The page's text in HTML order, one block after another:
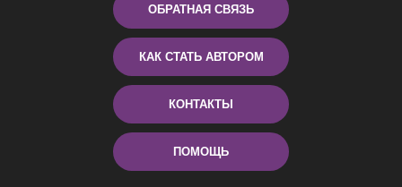
ОБРАТНАЯ СВЯЗЬ
КАК СТАТЬ АВТОРОМ
КОНТАКТЫ
ПОМОЩЬ